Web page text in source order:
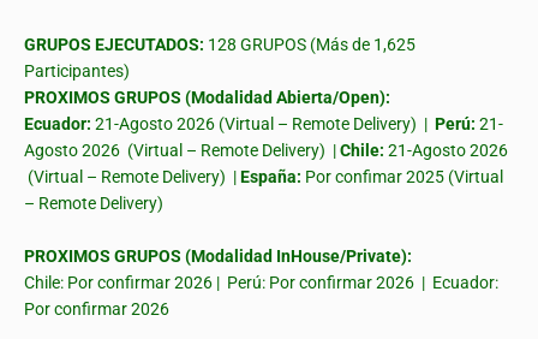
GRUPOS EJECUTADOS: 128 GRUPOS (Más de 1,625
Participantes)
PROXIMOS GRUPOS (Modalidad Abierta/Open):
Ecuador: 21-Agosto 2026 (Virtual – Remote Delivery) | Perú: 21-
Agosto 2026 (Virtual – Remote Delivery) |Chile: 21-Agosto 2026
(Virtual – Remote Delivery) |España: Por confimar 2025 (Virtual
– Remote Delivery)
PROXIMOS GRUPOS (Modalidad InHouse/Private):
Chile: Por confirmar 2026 | Perú: Por confirmar 2026 | Ecuador:
Por confirmar 2026